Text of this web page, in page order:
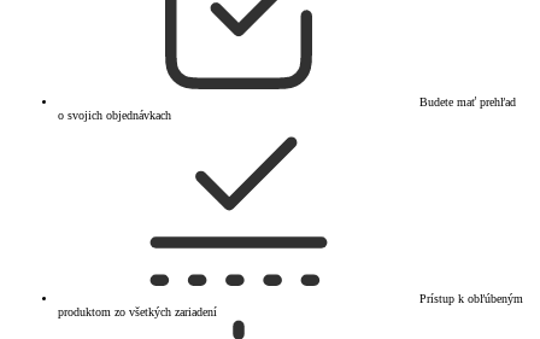
Budete mať prehľad
o svojich objednávkach
Prístup k obľúbeným
produktom zo všetkých zariadení